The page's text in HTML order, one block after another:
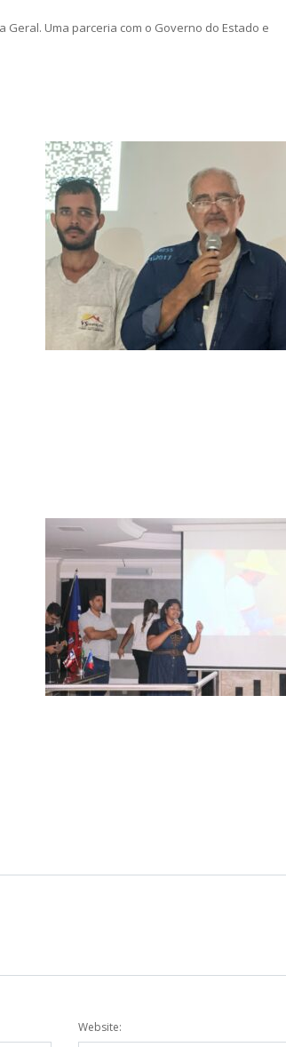
Uma parceria com o Governo do Estado e
Website: